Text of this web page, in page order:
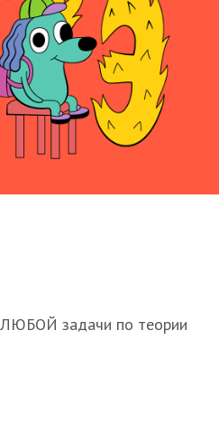
задачи по теории